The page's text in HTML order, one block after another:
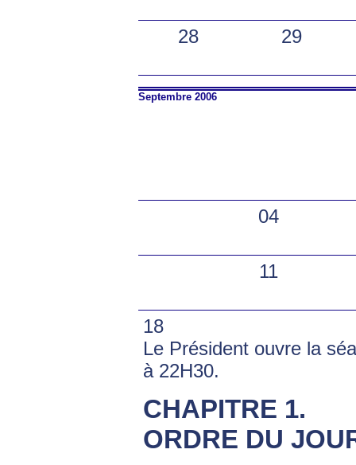
28 29
Septembre 2006
04
11
18
Le Président ouvre la
à 22H30.
CHAPITRE 1.
ORDRE DU